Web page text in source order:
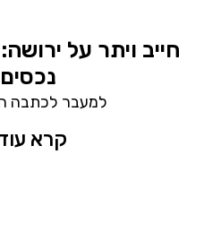
חייב ויתר על
למעבר לכתבה
קרא